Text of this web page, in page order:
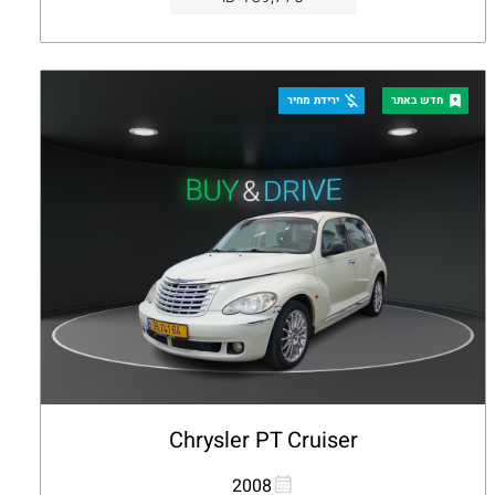
קבלת הצעה
חדש באתר ירידת מחיר
Chrysler PT Cruiser
2008
העתקת קישור Whatsapp